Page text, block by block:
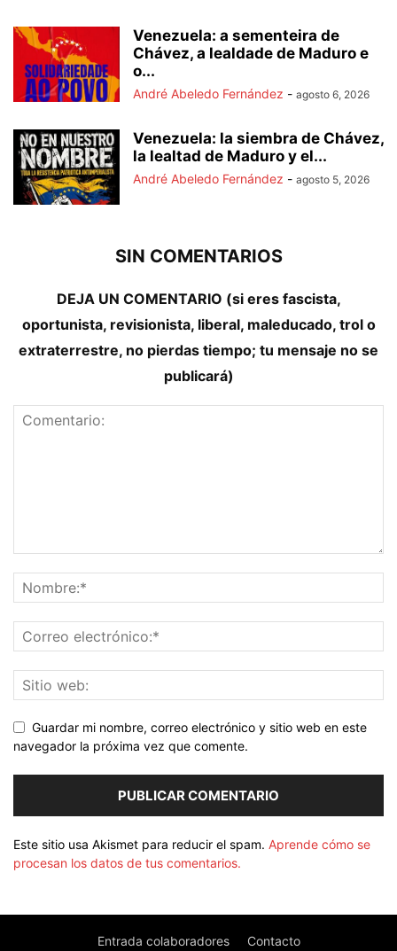
Venezuela: a sementeira de
Chávez, a lealdade de Maduro e
o...
André Abeledo Fernández - agosto 6, 2026
Venezuela: la siembra de Chávez,
la lealtad de Maduro y el...
André Abeledo Fernández - agosto 5, 2026
SIN COMENTARIOS
DEJA UN COMENTARIO (si eres fascista,
oportunista, revisionista, liberal, maleducado, trol o
extraterrestre, no pierdas tiempo; tu mensaje no se
publicará)
Guardar mi nombre, correo electrónico y sitio web en este
navegador la próxima vez que comente.
Este sitio usa Akismet para reducir el spam. Aprende cómo se
procesan los datos de tus comentarios.
Entrada colaboradores Contacto